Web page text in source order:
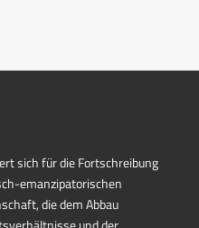
sich für die Fortschreibung
emanzipatorischen
die dem Abbau